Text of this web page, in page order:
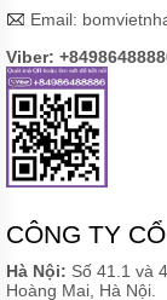
BƠM
BÁNH
RĂNG
2CY
VÀ
YCB
BƠM
BÁNH
SUNNY
Email:
Viber:
CÔNG TY
Hà Nội: Số 41.1 và
Hoàng Mai, Hà Nội.